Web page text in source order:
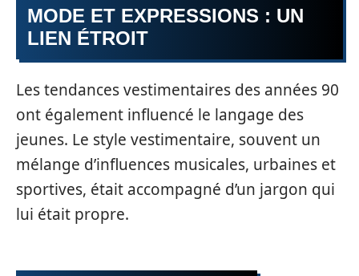
MODE ET EXPRESSIONS : UN
LIEN ÉTROIT
Les tendances vestimentaires des années 90
ont également influencé le langage des
jeunes. Le style vestimentaire, souvent un
mélange d’influences musicales, urbaines et
sportives, était accompagné d’un jargon qui
lui était propre.